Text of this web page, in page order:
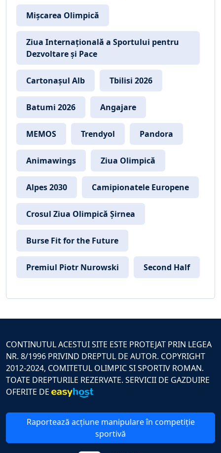
Mișcarea Olimpică
Ziua Internațională a Sportului pentru
Dezvoltare și Pace
Cartonașul Alb Tbilisi 2026
Batumi 2026 Angajare
MEMOS Trendyol Pandora
Animawings Ziua Olimpică
Alpes 2030 Camipionatele Europene
Crosul Ziua Olimpică Șirnea
Burse Fit for the Future
Premiul Piotr Nurowski Second Half
CONTINUTUL ACESTUI SITE ESTE PROTEJAT PRIN LEGEA
NR. 8/1996 PRIVIND DREPTUL DE AUTOR. COPYRIGHT
2012-2024, COMITETUL OLIMPIC SI SPORTIV ROMAN.
TOATE DREPTURILE REZERVATE. SERVICII DE GAZDUIRE
OFERITE DE
Raportează acțiune manipulare în competiție
sportivă